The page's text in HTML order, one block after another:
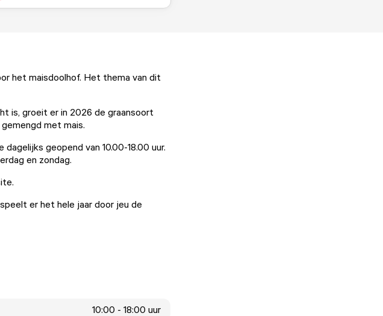
het maisdoolhof. Het thema van dit
is, groeit er in 2026 de graansoort
met mais.
geopend van 10.00-18.00 uur.
en zondag.
.
er het hele jaar door jeu de
10:00 - 18:00 uur